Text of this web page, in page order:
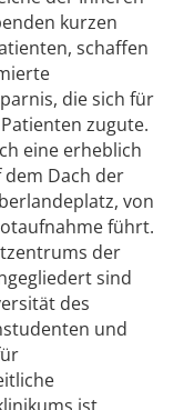
kurzen
schaffen
die sich für
zugute.
eine erheblich
Dach der
von
führt.
der
sind
des
und